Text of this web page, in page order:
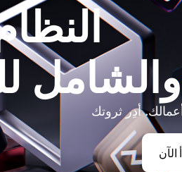
والشامل
أدِر ثروتك
الآن